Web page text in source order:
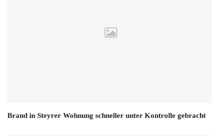
Brand in Steyrer Wohnung schneller unter Kontrolle gebracht